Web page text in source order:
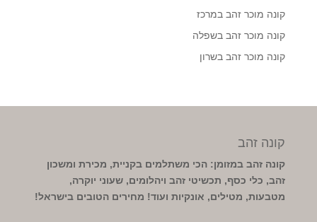
קונה מוכר זהב במרכז
קונה מוכר זהב בשפלה
קונה מוכר זהב בשרון
קונה זהב
קונה זהב במזומן: הכי משתלמים בקניית, מכירת ומשכון
זהב, כלי כסף, תכשיטי זהב ויהלומים, שעוני יוקרה,
מטבעות, מטילים, אונקיות ועוד! מחירים הטובים בישראל!